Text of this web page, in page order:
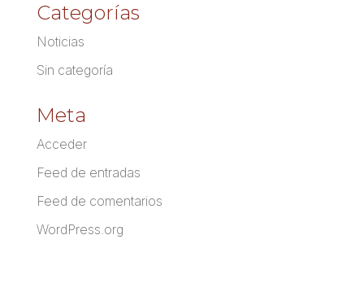
Categorías
Noticias
Sin categoría
Meta
Acceder
Feed de entradas
Feed de comentarios
WordPress.org